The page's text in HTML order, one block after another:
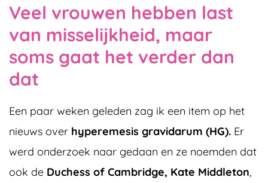
Veel vrouwen hebben last
van misselijkheid, maar
soms gaat het verder dan
dat
Een paar weken geleden zag ik een item op het
nieuws over hyperemesis gravidarum (HG). Er
werd onderzoek naar gedaan en ze noemden dat
ook de Duchess of Cambridge, Kate Middleton,